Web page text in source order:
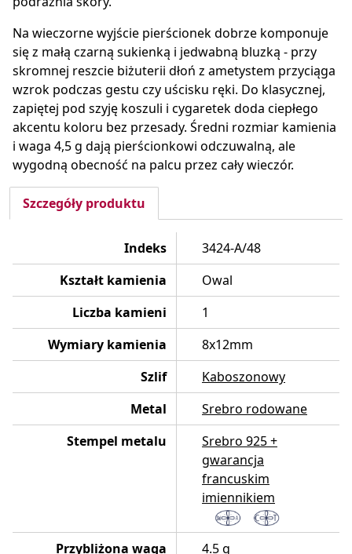
Na wieczorne wyjście pierścionek dobrze komponuje
się z małą czarną sukienką i jedwabną bluzką - przy
skromnej reszcie biżuterii dłoń z ametystem przyciąga
wzrok podczas gestu czy uścisku ręki. Do klasycznej,
zapiętej pod szyję koszuli i cygaretek doda ciepłego
akcentu koloru bez przesady. Średni rozmiar kamienia
i waga 4,5 g dają pierścionkowi odczuwalną, ale
wygodną obecność na palcu przez cały wieczór.
Szczegóły produktu
Indeks
3424-A/48
Kształt kamienia
Owal
Liczba kamieni
1
Wymiary kamienia
8x12mm
Szlif
Kaboszonowy
Metal
Srebro rodowane
Stempel metalu
Srebro 925 +
gwarancja
francuskim
imiennikiem
Przybliżona waga 4.5 g